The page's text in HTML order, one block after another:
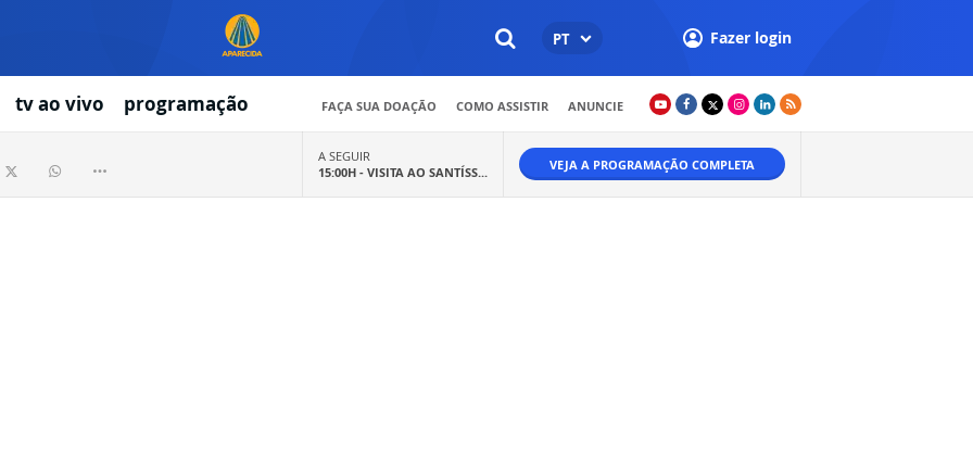
PT Fazer login
tv ao vivo programação FAÇA SUA DOAÇÃO COMO ASSISTIR ANUNCIE
A SEGUIR
15:00H - VISITA AO SANTÍSS... VEJA A PROGRAMAÇÃO COMPLETA